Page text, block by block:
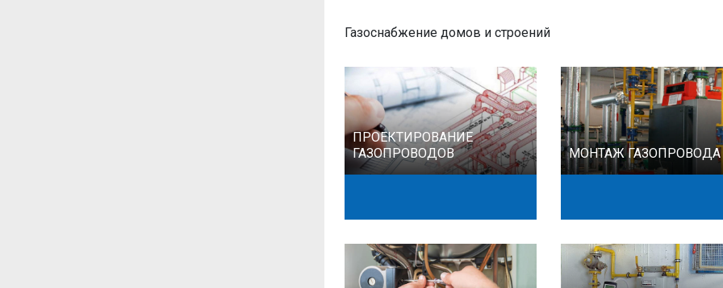
Газоснабжение домов и строений
ПРОЕКТИРОВАНИЕ
ГАЗОПРОВОДОВ
МОНТАЖ ГАЗОПРОВОДА